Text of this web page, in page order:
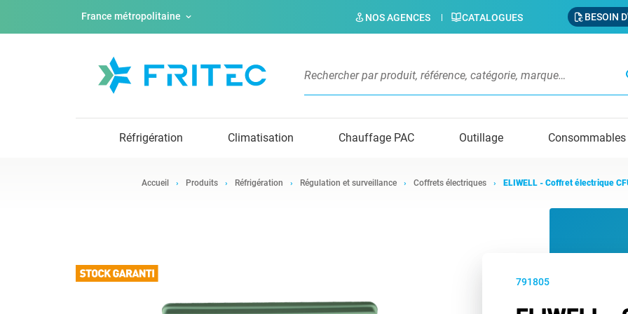
France métropolitaine NOS AGENCES CATALOGUES BESOIN
Réfrigération Climatisation Chauffage PAC Outillage Consommables
Accueil Produits Réfrigération Régulation et surveillance Coffrets électriques ELIWELL - Coffret électrique
791805